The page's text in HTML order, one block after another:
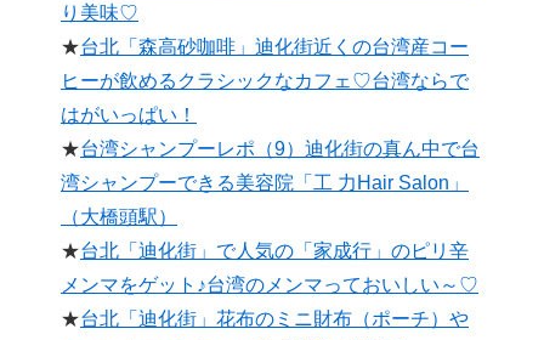
り美味♡
★台北「森高砂咖啡」迪化街近くの台湾産コー
ヒーが飲めるクラシックなカフェ♡台湾ならで
はがいっぱい！
★台湾シャンプーレポ（9）迪化街の真ん中で台
湾シャンプーできる美容院「工 力Hair Salon」
（大橋頭駅）
★台北「迪化街」で人気の「家成行」のピリ辛
メンマをゲット♪台湾のメンマっておいしい～♡
★台北「迪化街」花布のミニ財布（ポーチ）や